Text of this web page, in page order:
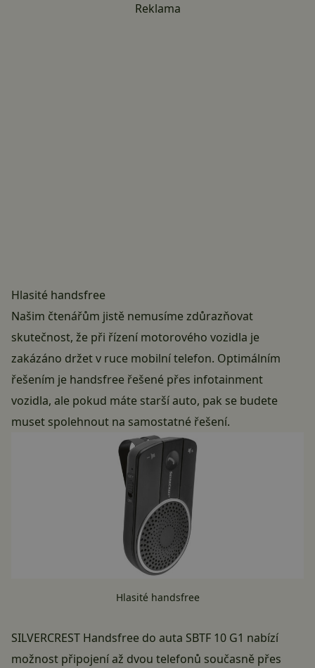
Reklama
Hlasité handsfree
Našim čtenářům jistě nemusíme zdůrazňovat
skutečnost, že při řízení motorového vozidla je
zakázáno držet v ruce mobilní telefon. Optimálním
řešením je handsfree řešené přes infotainment
vozidla, ale pokud máte starší auto, pak se budete
muset spolehnout na samostatné řešení.
Hlasité handsfree
SILVERCREST Handsfree do auta SBTF 10 G1 nabízí
možnost připojení až dvou telefonů současně přes